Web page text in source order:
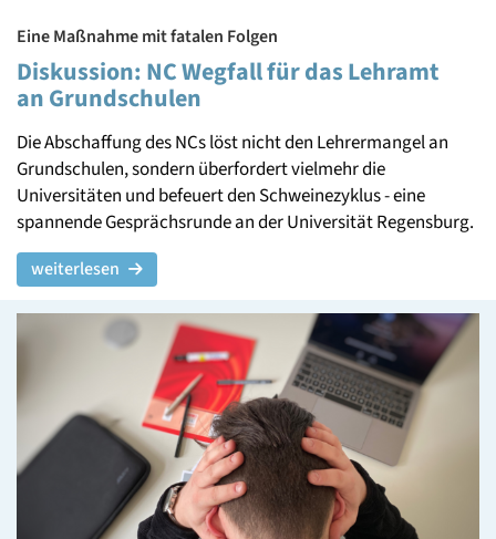
Eine Maßnahme mit fatalen Folgen
Diskussion: NC Wegfall für das Lehramt
an Grundschulen
Die Abschaffung des NCs löst nicht den Lehrermangel an
Grundschulen, sondern überfordert vielmehr die
Universitäten und befeuert den Schweinezyklus - eine
spannende Gesprächsrunde an der Universität Regensburg.
weiterlesen